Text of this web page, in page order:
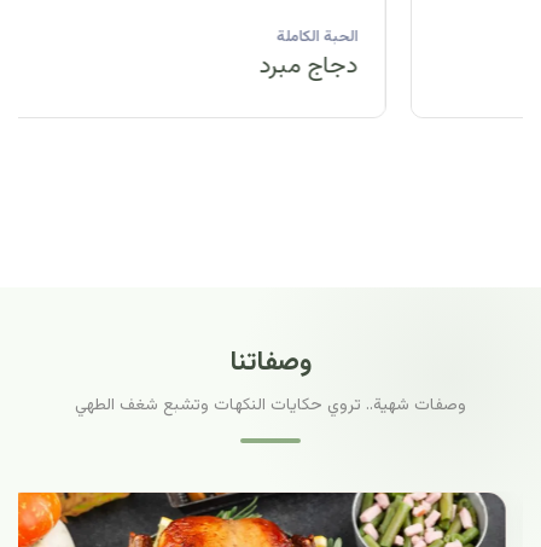
وصفاتنا
وصفات شهية.. تروي حكايات النكهات وتشبع شغف الطهي